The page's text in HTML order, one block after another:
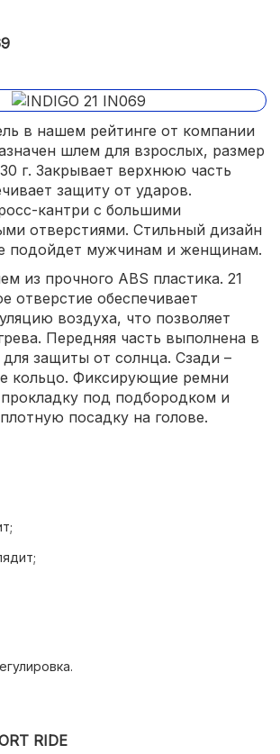
в нашем рейтинге от компании
шлем для взрослых, размер
г. Закрывает верхнюю часть
защиту от ударов.
кантри с большими
отверстиями. Стильный дизайн
подойдет мужчинам и женщинам.
из прочного ABS пластика. 21
отверстие обеспечивает
воздуха, что позволяет
Передняя часть выполнена в
защиты от солнца. Сзади –
кольцо. Фиксирующие ремни
под подбородком и
посадку на голове.
RIDE